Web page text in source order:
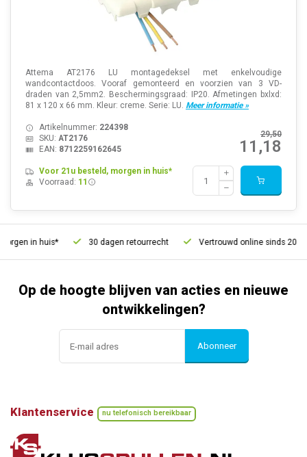
Attema AT2176 LU montagedeksel met enkelvoudige
wandcontactdoos. Vooraf gemonteerd en voorzien van 3 VD-
draden van 2,5mm2. Beschermingsgraad: IP20. Afmetingen bxlxd:
81 x 120 x 66 mm. Kleur: creme. Serie: LU. Meer informatie »
29,50
11,18
Artikelnummer: 224398
SKU: AT2176
EAN: 8712259162645
Voor 21u besteld, morgen in huis*
Voorraad: 11
in huis* 30 dagen retourrecht Vertrouwd online sinds 2006
Op de hoogte blijven van acties en nieuwe
ontwikkelingen?
Abonneer
Klantenservice nu telefonisch bereikbaar